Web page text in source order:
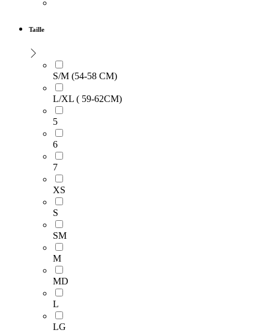
Taille
S/M (54-58 CM)
L/XL ( 59-62CM)
5
6
7
XS
S
SM
M
MD
L
LG